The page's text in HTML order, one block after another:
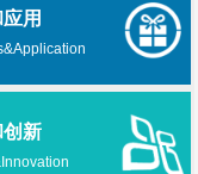
用
创新